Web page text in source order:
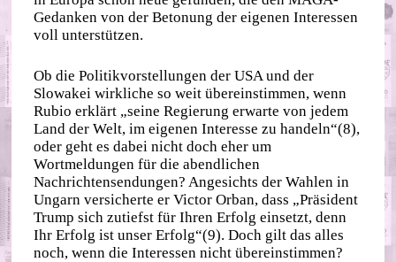
Gedanken von der Betonung der eigenen Interessen
voll unterstützen.
Ob die Politikvorstellungen der USA und der
Slowakei wirkliche so weit übereinstimmen, wenn
Rubio erklärt „seine Regierung erwarte von jedem
Land der Welt, im eigenen Interesse zu handeln“(8),
oder geht es dabei nicht doch eher um
Wortmeldungen für die abendlichen
Nachrichtensendungen? Angesichts der Wahlen in
Ungarn versicherte er Victor Orban, dass „Präsident
Trump sich zutiefst für Ihren Erfolg einsetzt, denn
Ihr Erfolg ist unser Erfolg“(9). Doch gilt das alles
noch, wenn die Interessen nicht übereinstimmen?